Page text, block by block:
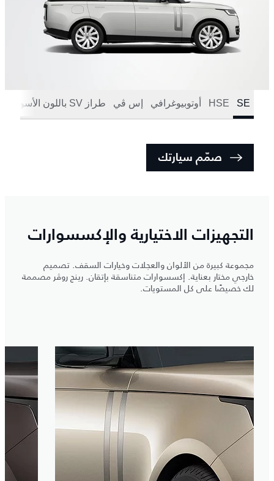
SE
HSE أوتوبيوغرافي إس ڤي طراز SV باللون الأسود
صمّم سيارتك
التجهيزات الاختيارية والإكسسوارات
مجموعة كبيرة من الألوان والعجلات وخيارات السقف. تصميم
خارجي مختار بعناية. إكسسوارات متناسقة بإتقان. رينج روڤر مصممة
لك خصيصًا على كل المستويات.